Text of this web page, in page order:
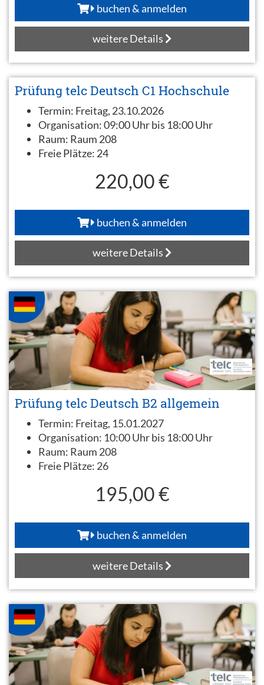
buchen & anmelden
weitere Details
Prüfung telc Deutsch C1 Hochschule
Termin: Freitag, 23.10.2026
Organisation:09:00 Uhr bis 18:00 Uhr
Raum: Raum 208
Freie Plätze: 24
220,00 €
buchen & anmelden
weitere Details
Prüfung telc Deutsch B2 allgemein
Termin: Freitag, 15.01.2027
Organisation: 10:00 Uhr bis 18:00 Uhr
Raum: Raum 208
Freie Plätze: 26
195,00 €
buchen & anmelden
weitere Details